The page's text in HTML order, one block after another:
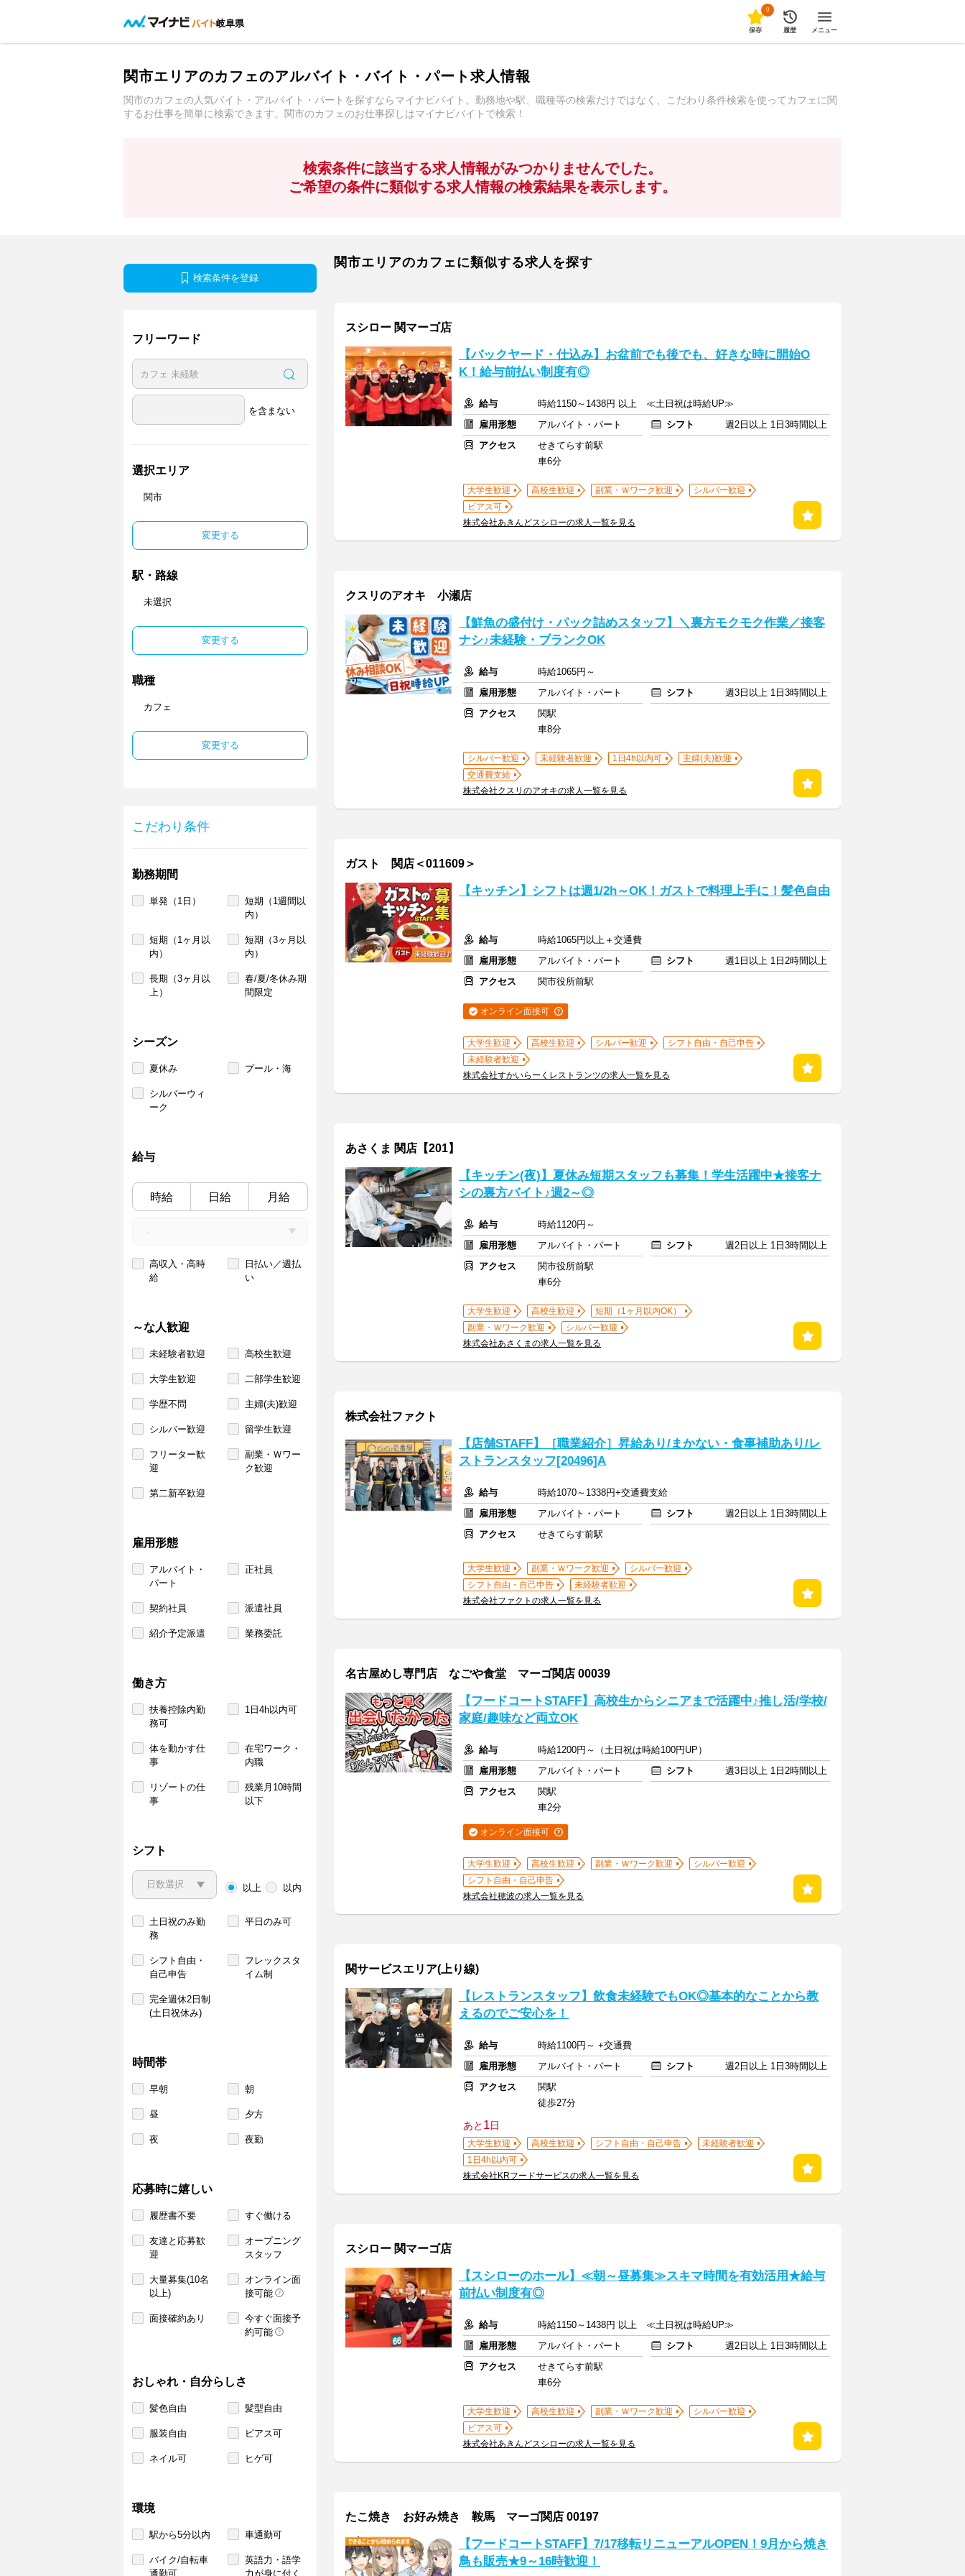
岐阜県
0
保存 履歴 メニュー
関市エリアのカフェのアルバイト・バイト・パート求人情報
関市のカフェの人気バイト・アルバイト・パートを探すならマイナビバイト。勤務地や駅、職種等の検索だけではなく、こだわり条件検索を使ってカフェに関
するお仕事を簡単に検索できます。関市のカフェのお仕事探しはマイナビバイトで検索！
検索条件に該当する求人情報がみつかりませんでした。
ご希望の条件に類似する求人情報の検索結果を表示します。
検索条件を登録
フリーワード
を含まない
選択エリア
関市
変更する
駅・路線
未選択
変更する
職種
カフェ
変更する
こだわり条件
勤務期間
単発（1日）
短期（1週間以
内）
短期（1ヶ月以
内）
短期（3ヶ月以
内）
長期（3ヶ月以
上）
春/夏/冬休み期
間限定
シーズン
夏休み プール・海
シルバーウィ
ーク
給与
時給 日給 月給
高収入・高時
給
日払い／週払
い
～な人歓迎
未経験者歓迎 高校生歓迎
大学生歓迎 二部学生歓迎
学歴不問 主婦(夫)歓迎
シルバー歓迎 留学生歓迎
フリーター歓
迎
副業・Ｗワー
ク歓迎
第二新卒歓迎
雇用形態
アルバイト・
パート
正社員
契約社員 派遣社員
紹介予定派遣 業務委託
働き方
扶養控除内勤
務可
1日4h以内可
体を動かす仕
事
在宅ワーク・
内職
リゾートの仕
事
残業月10時間
以下
シフト
以上 以内
土日祝のみ勤
務
平日のみ可
シフト自由・
自己申告
フレックスタ
イム制
完全週休2日制
(土日祝休み)
時間帯
早朝 朝
昼 夕方
夜 夜勤
応募時に嬉しい
履歴書不要 すぐ働ける
友達と応募歓
迎
オープニング
スタッフ
大量募集(10名
以上)
オンライン面
接可能
面接確約あり
今すぐ面接予
約可能
おしゃれ・自分らしさ
髪色自由 髪型自由
服装自由 ピアス可
ネイル可 ヒゲ可
環境
駅から5分以内 車通勤可
バイク/自転車
通勤可
英語力・語学
力が身に付く
関市エリアのカフェに類似する求人を探す
スシロー 関マーゴ店
【バックヤード・仕込み】お盆前でも後でも、好きな時に開始O
K！給与前払い制度有◎
給与
時給1150～1438円 以上 ≪土日祝は時給UP≫
雇用形態
アルバイト・パート シフト
週2日以上 1日3時間以上
アクセス
せきてらす前駅
車6分
大学生歓迎 高校生歓迎 副業・Ｗワーク歓迎
シルバー歓迎
ピアス可
株式会社あきんどスシローの求人一覧を見る
クスリのアオキ 小瀬店
【鮮魚の盛付け・パック詰めスタッフ】＼裏方モクモク作業／接客
ナシ♪未経験・ブランクOK
給与
時給1065円～
雇用形態
アルバイト・パート シフト
週3日以上 1日3時間以上
アクセス
関駅
車8分
シルバー歓迎 未経験者歓迎 1日4h以内可
主婦(夫)歓迎
交通費支給
株式会社クスリのアオキの求人一覧を見る
ガスト 関店＜011609＞
【キッチン】シフトは週1/2h～OK！ガストで料理上手に！髪色自由
給与
時給1065円以上＋交通費
雇用形態
アルバイト・パート シフト
週1日以上 1日2時間以上
アクセス
関市役所前駅
オンライン面接可
大学生歓迎 高校生歓迎 シルバー歓迎
シフト自由・自己申告
未経験者歓迎
株式会社すかいらーくレストランツの求人一覧を見る
あさくま 関店【201】
【キッチン(夜)】夏休み短期スタッフも募集！学生活躍中★接客ナ
シの裏方バイト♪週2～◎
給与
時給1120円～
雇用形態
アルバイト・パート シフト
週2日以上 1日3時間以上
アクセス
関市役所前駅
車6分
大学生歓迎 高校生歓迎
短期（1ヶ月以内OK）
副業・Ｗワーク歓迎
シルバー歓迎
株式会社あさくまの求人一覧を見る
株式会社ファクト
【店舗STAFF】［職業紹介］昇給あり/まかない・食事補助あり/レ
ストランスタッフ[20496]A
給与
時給1070～1338円+交通費支給
雇用形態
アルバイト・パート シフト
週2日以上 1日3時間以上
アクセス
せきてらす前駅
大学生歓迎 副業・Ｗワーク歓迎
シルバー歓迎
シフト自由・自己申告
未経験者歓迎
株式会社ファクトの求人一覧を見る
名古屋めし専門店 なごや食堂 マーゴ関店 00039
【フードコートSTAFF】高校生からシニアまで活躍中♪推し活/学校/
家庭/趣味など両立OK
給与
時給1200円～（土日祝は時給100円UP）
雇用形態
アルバイト・パート シフト
週3日以上 1日2時間以上
アクセス
関駅
車2分
オンライン面接可
大学生歓迎 高校生歓迎 副業・Ｗワーク歓迎
シルバー歓迎
シフト自由・自己申告
株式会社穂波の求人一覧を見る
関サービスエリア(上り線)
【レストランスタッフ】飲食未経験でもOK◎基本的なことから教
えるのでご安心を！
給与
時給1100円～ +交通費
雇用形態
アルバイト・パート シフト
週2日以上 1日3時間以上
アクセス
関駅
徒歩27分
あと 1日
大学生歓迎 高校生歓迎 シフト自由・自己申告
未経験者歓迎
1日4h以内可
株式会社KRフードサービスの求人一覧を見る
スシロー 関マーゴ店
【スシローのホール】≪朝～昼募集≫スキマ時間を有効活用★給与
前払い制度有◎
給与
時給1150～1438円 以上 ≪土日祝は時給UP≫
雇用形態
アルバイト・パート シフト
週2日以上 1日3時間以上
アクセス
せきてらす前駅
車6分
大学生歓迎 高校生歓迎 副業・Ｗワーク歓迎
シルバー歓迎
ピアス可
株式会社あきんどスシローの求人一覧を見る
たこ焼き お好み焼き 鞍馬 マーゴ関店 00197
【フードコートSTAFF】7/17移転リニューアルOPEN！9月から焼き
鳥も販売★9～16時歓迎！